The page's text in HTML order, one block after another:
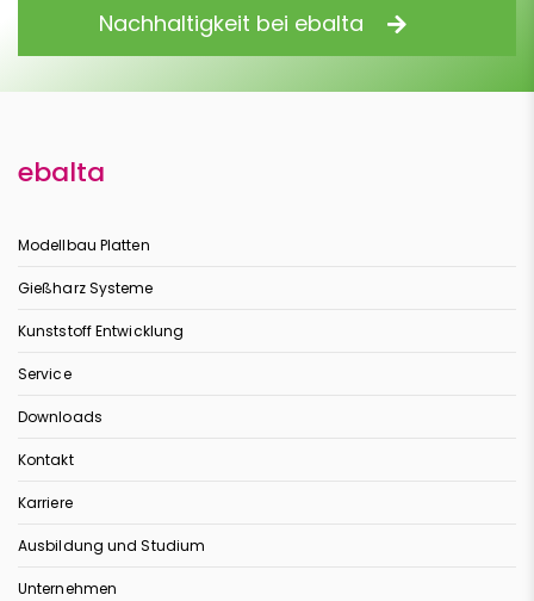
Nachhaltigkeit bei ebalta
ebalta
Modellbau Platten
Gießharz Systeme
Kunststoff Entwicklung
Service
Downloads
Kontakt
Karriere
Ausbildung und Studium
Unternehmen